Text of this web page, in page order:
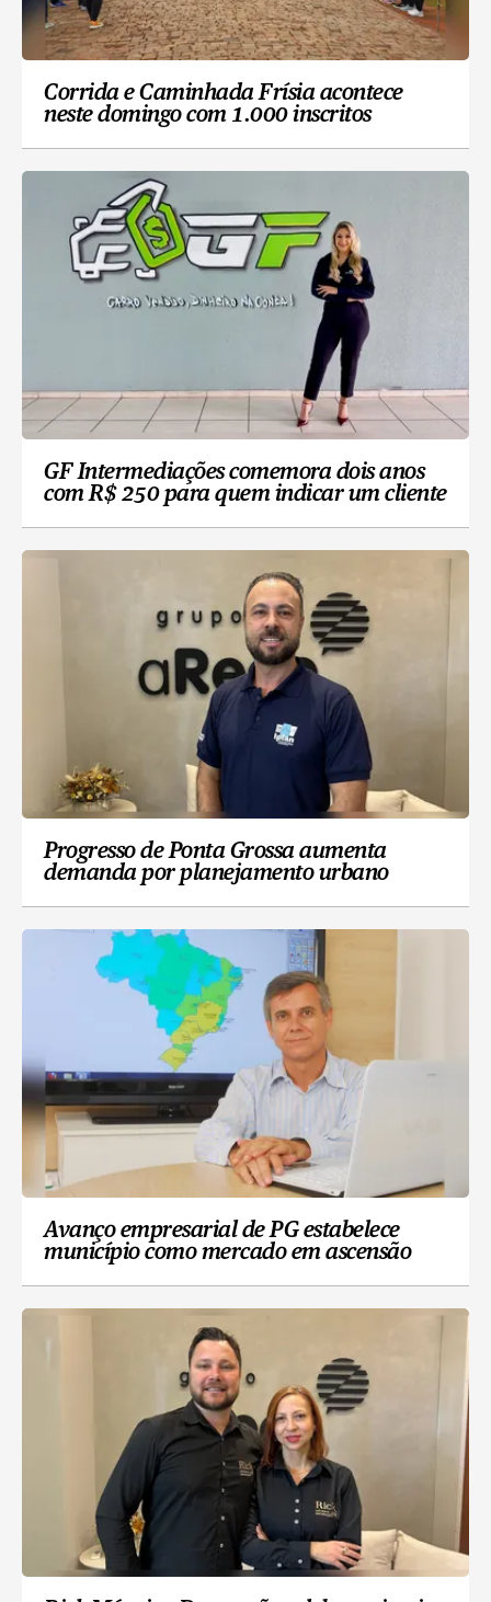
Corrida e Caminhada Frísia acontece
neste domingo com 1.000 inscritos
GF Intermediações comemora dois anos
com R$ 250 para quem indicar um cliente
Progresso de Ponta Grossa aumenta
demanda por planejamento urbano
Avanço empresarial de PG estabelece
município como mercado em ascensão